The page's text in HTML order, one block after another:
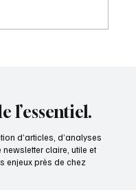
l’essentiel.
d’articles, d’analyses
newsletter claire, utile et
enjeux près de chez